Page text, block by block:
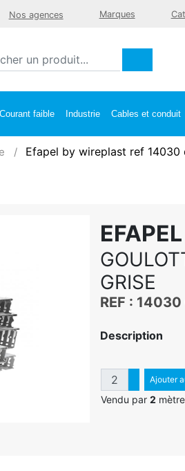
Nos agences Marques
Courant faible Industrie Cables et conduit
Efapel by wireplast ref 14030
GRISE
REF : 14030
Description
QuantitéAugmenter
Diminuer
Ajouter
Vendu par 2